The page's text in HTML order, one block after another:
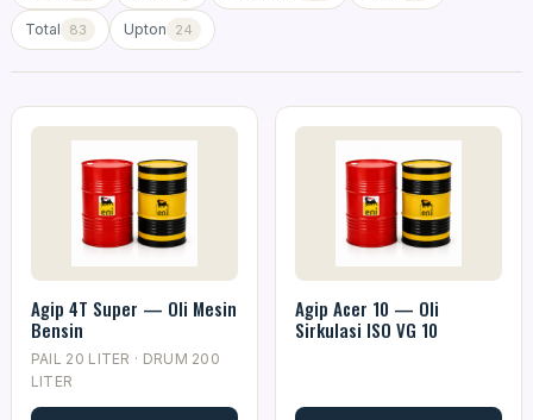
Total 83 Upton 24
Agip 4T Super — Oli Mesin
Bensin
PAIL 20 LITER · DRUM 200
LITER
Agip Acer 10 — Oli
Sirkulasi ISO VG 10